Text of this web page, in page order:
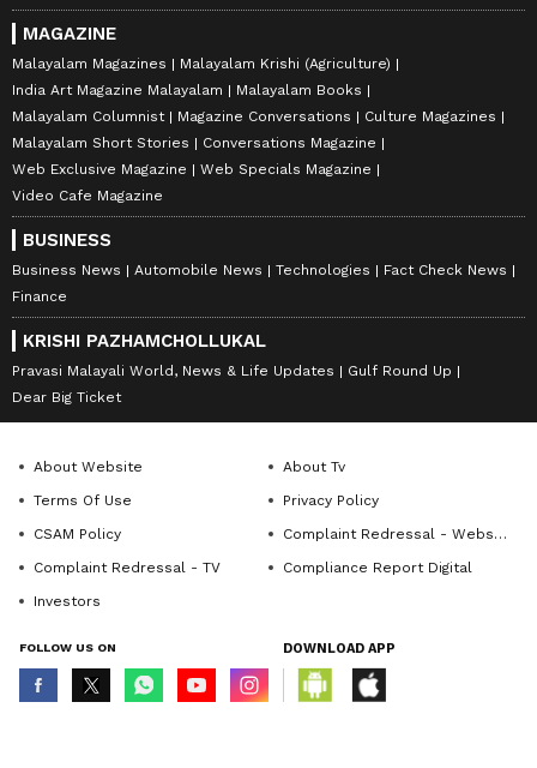
MAGAZINE
Malayalam Magazines
Malayalam Krishi (Agriculture)
India Art Magazine Malayalam
Malayalam Books
Malayalam Columnist
Magazine Conversations
Culture Magazines
Malayalam Short Stories
Conversations Magazine
Web Exclusive Magazine
Web Specials Magazine
Video Cafe Magazine
BUSINESS
Business News Automobile News Technologies
Fact Check News
Finance
KRISHI PAZHAMCHOLLUKAL
Pravasi Malayali World, News & Life Updates
Gulf Round Up
Dear Big Ticket
About Website
About Tv
Terms Of Use
Privacy Policy
CSAM Policy
Complaint Redressal - Website
Complaint Redressal - TV
Compliance Report Digital
Investors
FOLLOW US ON DOWNLOAD APP